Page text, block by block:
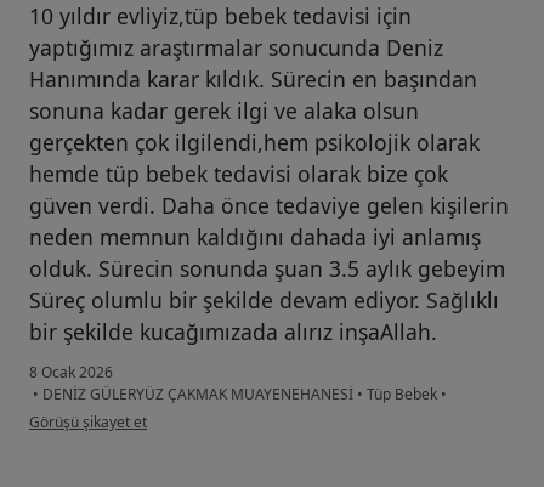
10 yıldır evliyiz,tüp bebek tedavisi için
yaptığımız araştırmalar sonucunda Deniz
Hanımında karar kıldık. Sürecin en başından
sonuna kadar gerek ilgi ve alaka olsun
gerçekten çok ilgilendi,hem psikolojik olarak
hemde tüp bebek tedavisi olarak bize çok
güven verdi. Daha önce tedaviye gelen kişilerin
neden memnun kaldığını dahada iyi anlamış
olduk. Sürecin sonunda şuan 3.5 aylık gebeyim
Süreç olumlu bir şekilde devam ediyor. Sağlıklı
bir şekilde kucağımızada alırız inşaAllah.
8 Ocak 2026
• DENİZ GÜLERYÜZ ÇAKMAK MUAYENEHANESİ • Tüp Bebek •
kullanıcının görüşüne göre ö....t
Görüşü şikayet et